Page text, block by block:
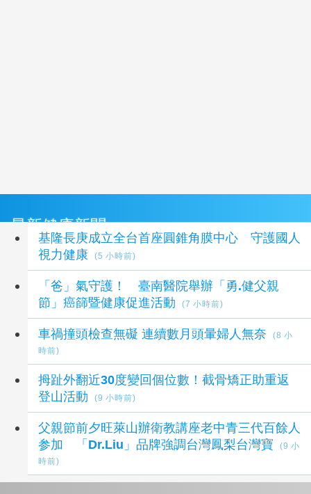
最新健康新聞
基隆長庚成立全台首座圓錐角膜中心 守護國人
視力健康
(5 小時前)
「爸」氣守護！ 臺南醫院舉辦「勇.健父親
節」癌篩暨健康促進活動
(7 小時前)
車禍撞頭檢查無礙 連續數月頭暈婦人無奈
(8 小
時前)
拇趾外翻近30度變回個位數！截骨矯正助重返
登山活動
(9 小時前)
父親節前夕旺萊山辦衛教講座老中青三代百餘人
参加 「Dr.Liu」品牌強調台灣鳳梨台灣寶
(9 小
時前)